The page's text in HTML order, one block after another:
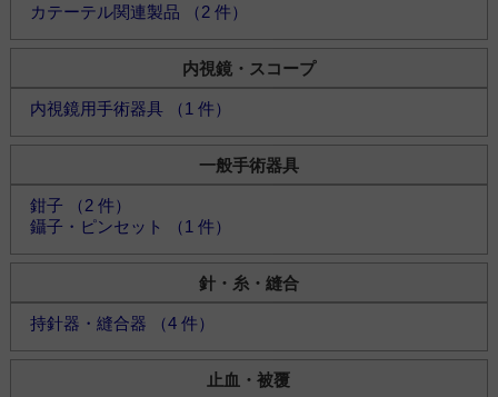
カテーテル関連製品 （2 件）
内視鏡・スコープ
内視鏡用手術器具 （1 件）
一般手術器具
鉗子 （2 件）
鑷子・ピンセット （1 件）
針・糸・縫合
持針器・縫合器 （4 件）
止血・被覆